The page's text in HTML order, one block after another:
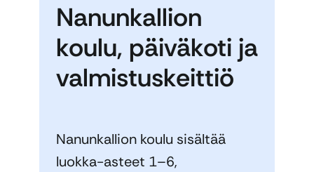
Nanunkallion
koulu, päiväkoti ja
valmistuskeittiö
Nanunkallion koulu sisältää
luokka-asteet 1–6,